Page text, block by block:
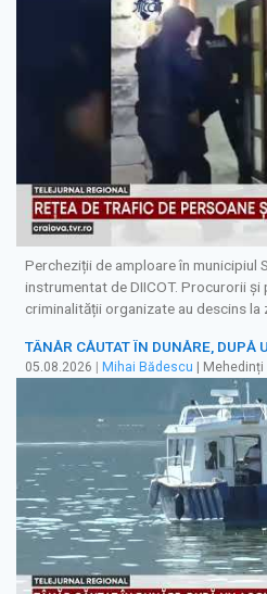
Percheziții de amploare în municipiul
instrumentat de DIICOT. Procurorii
criminalității organizate au descins la
TÂNĂR CĂUTAT ÎN DUNĂRE, DUPĂ
05.08.2026 | Mihai Bădescu | Mehedinți